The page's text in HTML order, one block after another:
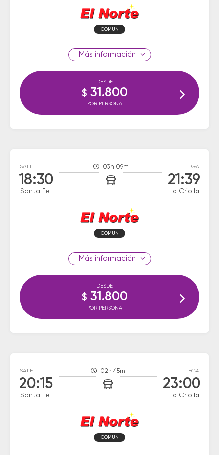
COMUN
información
DESDE
$ 31.800
POR PERSONA
SALE
18:30
Santa Fe
03h 09m LLEGA
21:39
La Criolla
COMUN
información
DESDE
$ 31.800
POR PERSONA
SALE
20:15
Santa Fe
02h 45m LLEGA
23:00
La Criolla
COMUN